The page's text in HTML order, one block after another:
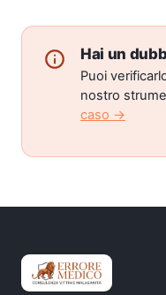
Hai un
Puoi
nostro
caso →